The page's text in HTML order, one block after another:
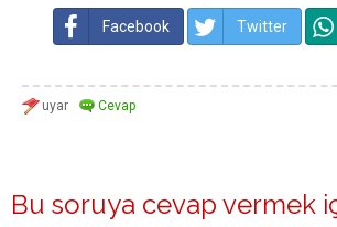
Facebook Twitter
Bu soruya cevap vermek